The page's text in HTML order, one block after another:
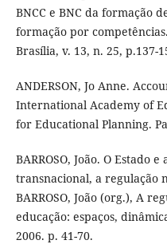
BNCC e BNC da formação
formação por
Brasília, v. 13, n. 25, p.137-
ANDERSON, Jo Anne.
International Academy of
for Educational Planning.
BARROSO, João. O Estado
transnacional, a regulação
BARROSO, João (org.), A
educação: espaços,
2006. p. 41-70.